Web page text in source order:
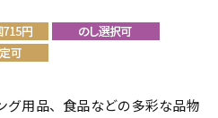
グ用品、食品などの多彩な品物